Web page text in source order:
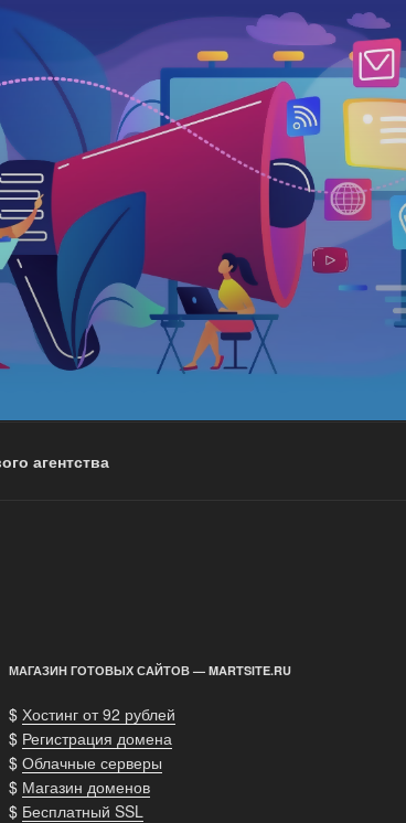
агентства
МАГАЗИН ГОТОВЫХ САЙТОВ — MARTSITE.RU
$ Хостинг от 92 рублей
$ Регистрация домена
$ Облачные серверы
$ Магазин доменов
$ Бесплатный SSL